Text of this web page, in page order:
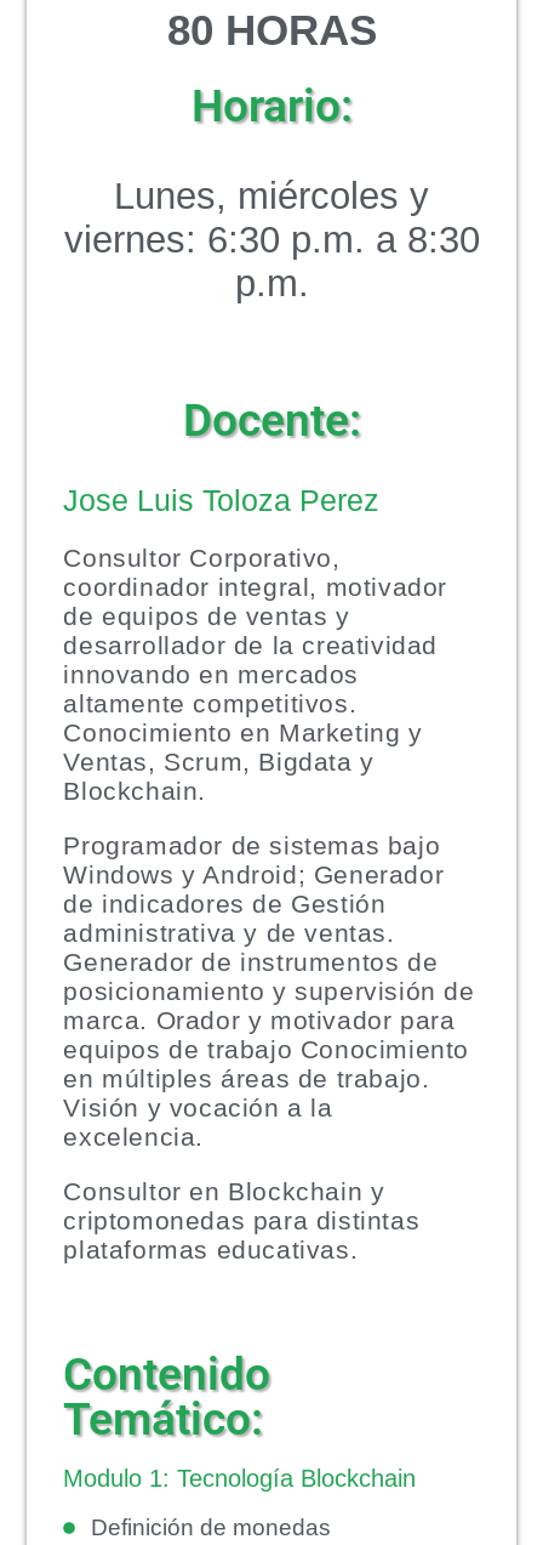
80 HORAS
Horario:
Lunes, miércoles y
viernes: 6:30 p.m. a 8:30
p.m.
Docente:
Jose Luis Toloza Perez
Consultor Corporativo,
coordinador integral, motivador
de equipos de ventas y
desarrollador de la creatividad
innovando en mercados
altamente competitivos.
Conocimiento en Marketing y
Ventas, Scrum, Bigdata y
Blockchain.
Programador de sistemas bajo
Windows y Android; Generador
de indicadores de Gestión
administrativa y de ventas.
Generador de instrumentos de
posicionamiento y supervisión de
marca. Orador y motivador para
equipos de trabajo Conocimiento
en múltiples áreas de trabajo.
Visión y vocación a la
excelencia.
Consultor en Blockchain y
criptomonedas para distintas
plataformas educativas.
Contenido
Temático:
Modulo 1: Tecnología Blockchain
Definición de monedas